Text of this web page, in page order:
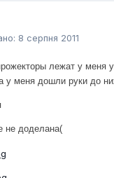
8 серпня 2011
лежат у меня
у меня дошли руки до
не доделана(